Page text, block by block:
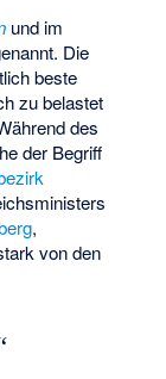
und im
Die
beste
zu belastet
des
der Begriff
,
von den